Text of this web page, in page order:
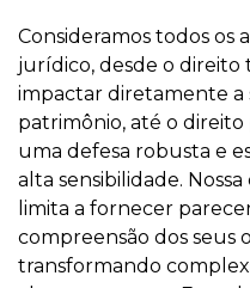
Consideramos todos os
jurídico, desde o
impactar diretamente a
patrimônio, até o
uma defesa robusta e
alta sensibilidade.
limita a fornecer
compreensão dos seus
transformando